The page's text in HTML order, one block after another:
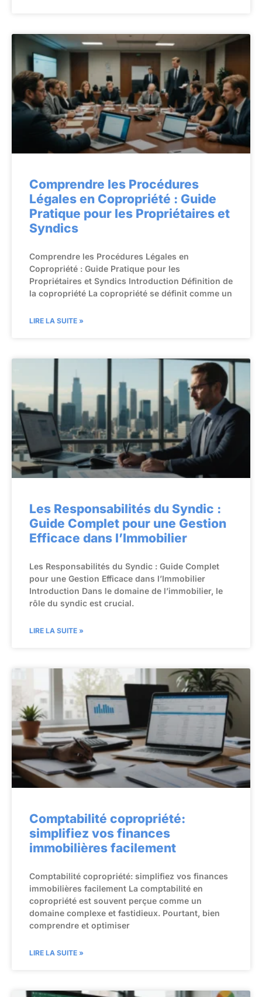
Comprendre les Procédures
Légales en Copropriété : Guide
Pratique pour les Propriétaires et
Syndics
Comprendre les Procédures Légales en
Copropriété : Guide Pratique pour les
Propriétaires et Syndics Introduction Définition de
la copropriété La copropriété se définit comme un
LIRE LA SUITE »
Les Responsabilités du Syndic :
Guide Complet pour une Gestion
Efficace dans l’Immobilier
Les Responsabilités du Syndic : Guide Complet
pour une Gestion Efficace dans l’Immobilier
Introduction Dans le domaine de l’immobilier, le
rôle du syndic est crucial.
LIRE LA SUITE »
Comptabilité copropriété:
simplifiez vos finances
immobilières facilement
Comptabilité copropriété: simplifiez vos finances
immobilières facilement La comptabilité en
copropriété est souvent perçue comme un
domaine complexe et fastidieux. Pourtant, bien
comprendre et optimiser
LIRE LA SUITE »